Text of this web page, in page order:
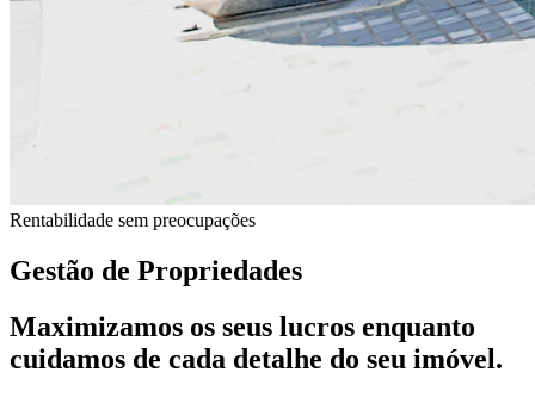
Rentabilidade sem preocupações
Gestão de Propriedades
Maximizamos os seus lucros enquanto
cuidamos de cada detalhe do seu imóvel.